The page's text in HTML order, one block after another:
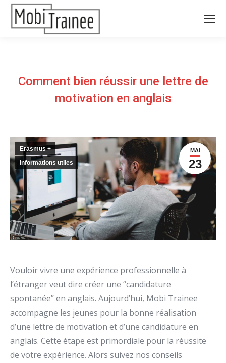
Comment bien réussir une lettre de
motivation en anglais
MAI
23
Erasmus +
Informations utiles
Vouloir vivre une expérience professionnelle à
l’étranger veut dire créer une “candidature
spontanée” en anglais. Aujourd’hui, Mobi Trainee
accompagne les jeunes pour la bonne réalisation
d’une lettre de motivation et d’une candidature en
anglais. Cette étape est primordiale pour la réussite
de votre expérience. Alors suivez nos conseils